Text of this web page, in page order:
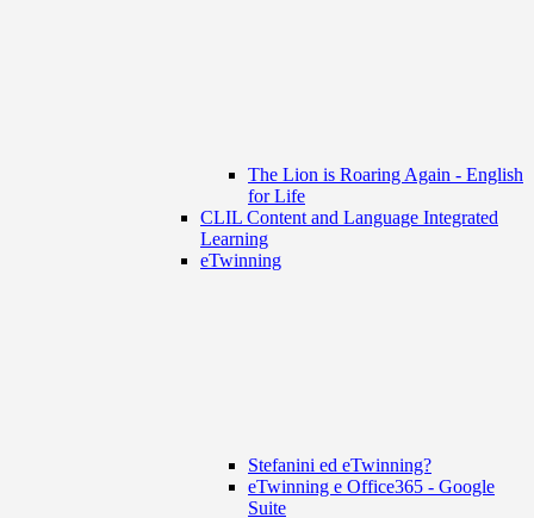
The Lion is Roaring Again - English
for Life
CLIL Content and Language Integrated
Learning
eTwinning
Stefanini ed eTwinning?
eTwinning e Office365 - Google
Suite